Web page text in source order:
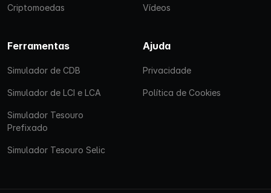
Criptomoedas Vídeos
Ferramentas
Simulador de CDB
Simulador de LCI e LCA
Simulador Tesouro
Prefixado
Simulador Tesouro Selic
Ajuda
Privacidade
Política de Cookies